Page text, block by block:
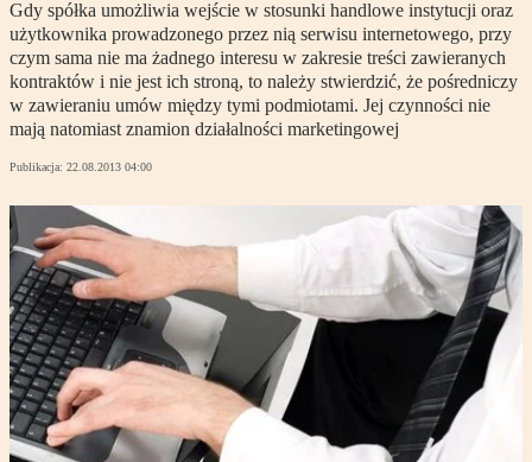
Gdy spółka umożliwia wejście w stosunki handlowe instytucji oraz
użytkownika prowadzonego przez nią serwisu internetowego, przy
czym sama nie ma żadnego interesu w zakresie treści zawieranych
kontraktów i nie jest ich stroną, to należy stwierdzić, że pośredniczy
w zawieraniu umów między tymi podmiotami. Jej czynności nie
mają natomiast znamion działalności marketingowej
Publikacja: 22.08.2013 04:00